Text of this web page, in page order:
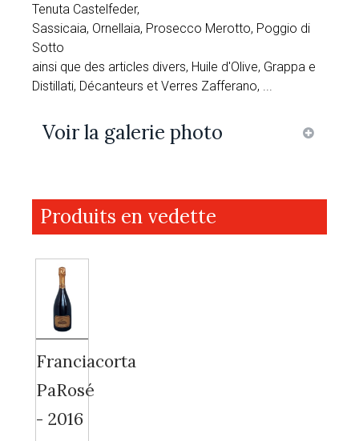
Tenuta Castelfeder,
Sassicaia, Ornellaia, Prosecco Merotto, Poggio di
Sotto
ainsi que des articles divers, Huile d'Olive, Grappa e
Distillati, Décanteurs et Verres Zafferano, ...
Voir la galerie photo
Produits en vedette
Franciacorta
PaRosé
- 2016